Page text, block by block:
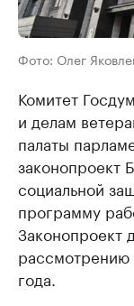
Фото: Олег
Комитет
и делам
палаты
законопроект
социальной
программу
Законопроект
рассмотрению
года.